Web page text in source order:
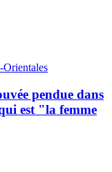
Orientales
pendue dans
est "la femme